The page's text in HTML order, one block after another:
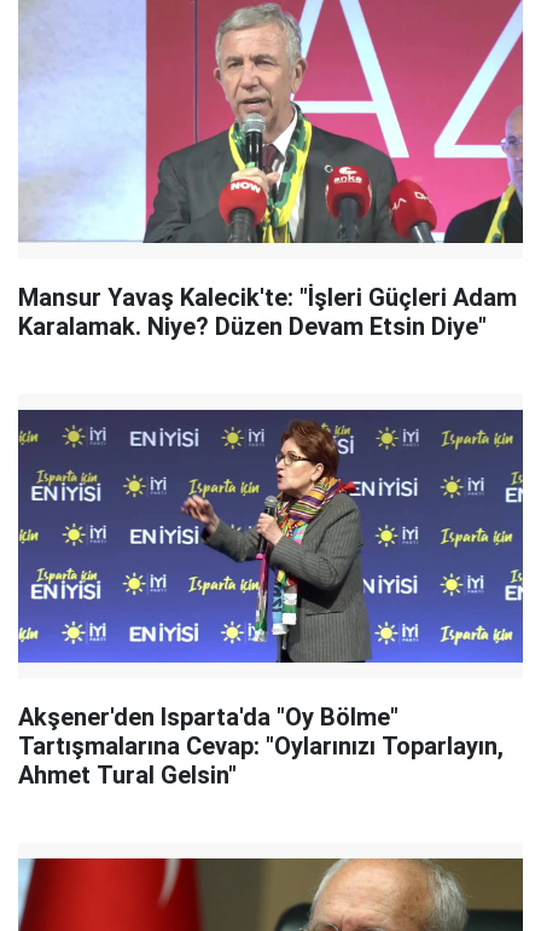
Mansur Yavaş Kalecik'te: "İşleri Güçleri Adam
Karalamak. Niye? Düzen Devam Etsin Diye"
Akşener'den Isparta'da "Oy Bölme"
Tartışmalarına Cevap: "Oylarınızı Toparlayın,
Ahmet Tural Gelsin"